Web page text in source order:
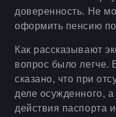
доверенность. Не
оформить пенсию
Как рассказывают
вопрос было легче.
сказано, что при
деле осужденного,
действия паспорта